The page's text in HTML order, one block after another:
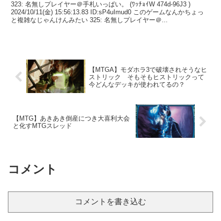
323: 名無しプレイヤー＠手札いっぱい。 (ﾜｯﾁｮｲW 474d-96J3 )
2024/10/11(金) 15:56:13.83 ID:sP4uImud0 このゲームなんかちょっ
と複雑なじゃんけんみたい 325: 名無しプレイヤー＠...
【MTGA】モダホラ3で破壊されそうなヒ
ストリック そもそもヒストリックって
今どんなデッキが使われてるの？
【MTG】あきあき倒産につき大喜利大会
と化すMTGスレッド
コメント
コメントを書き込む